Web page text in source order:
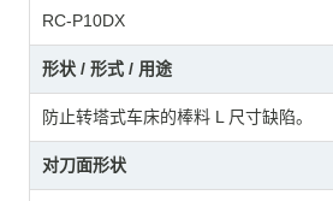
RC-P10DX
形状 / 形式 / 用途
防止转塔式车床的棒料 L 尺寸缺陷。
对刀面形状